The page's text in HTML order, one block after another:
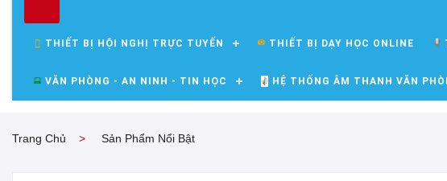
THIẾT BỊ HỘI NGHỊ TRỰC TUYẾN THIẾT BỊ DẠY HỌC ONLINE
VĂN PHÒNG - AN NINH - TIN HỌC HỆ THỐNG ÂM THANH VĂN
Trang Chủ Sản Phẩm Nổi Bật